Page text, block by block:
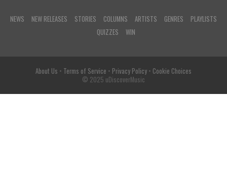
NEWS NEW RELEASES STORIES COLUMNS ARTISTS GENRES
PLAYLISTS
QUIZZES
WIN
About Us • Terms of Service • Privacy Policy• Cookie Choices
© 2025 uDiscoverMusic